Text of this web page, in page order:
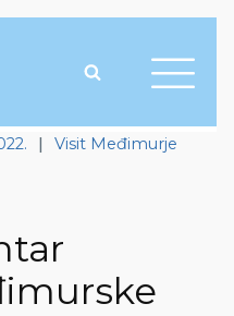
| Visit Međimurje